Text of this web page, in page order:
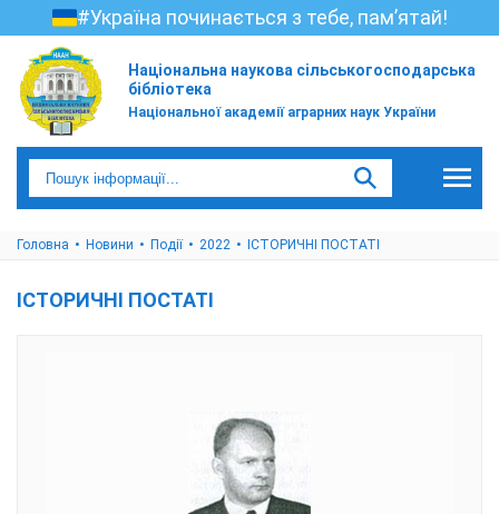
#Україна починається з тебе, пам’ятай!
Національна наукова сільськогосподарська
бібліотека
Національної академії аграрних наук України
Головна Новини Події 2022 ІСТОРИЧНІ ПОСТАТІ
ІСТОРИЧНІ ПОСТАТІ